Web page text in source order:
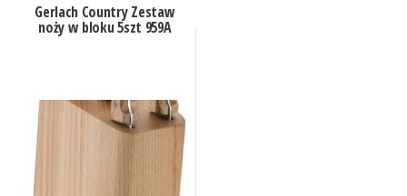
Gerlach Country Zestaw
noży w bloku 5szt 959A